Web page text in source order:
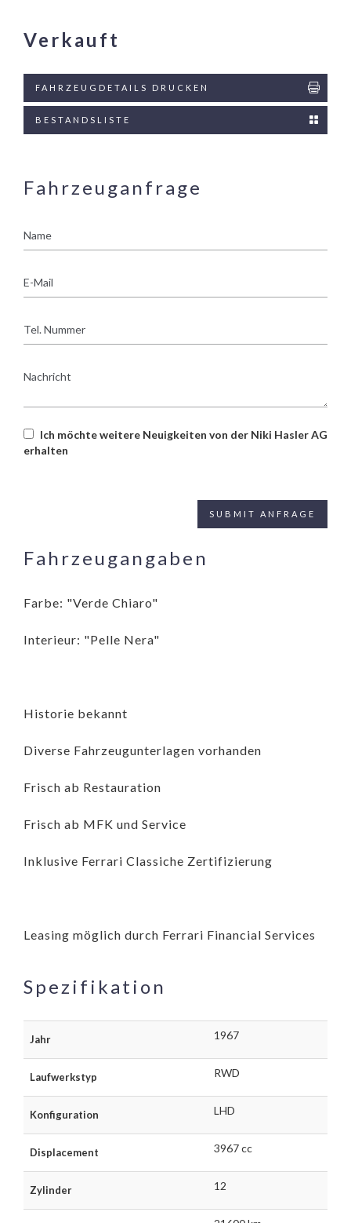
Verkauft
FAHRZEUGDETAILS DRUCKEN
BESTANDSLISTE
Fahrzeuganfrage
Mail
Nummer
Ich möchte weitere Neuigkeiten von der Niki Hasler AG
erhalten
Fahrzeugangaben
Farbe: "Verde Chiaro"
Interieur: "Pelle Nera"
Historie bekannt
Diverse Fahrzeugunterlagen vorhanden
Frisch ab Restauration
Frisch ab MFK und Service
Inklusive Ferrari Classiche Zertifizierung
Leasing möglich durch Ferrari Financial Services
Spezifikation
Jahr 1967
Laufwerkstyp RWD
Konfiguration LHD
Displacement 3967 cc
Zylinder 12